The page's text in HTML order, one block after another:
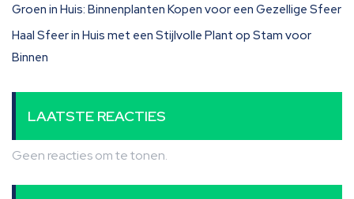
Groen in Huis: Binnenplanten Kopen voor een Gezellige Sfeer
Haal Sfeer in Huis met een Stijlvolle Plant op Stam voor
Binnen
LAATSTE REACTIES
Geen reacties om te tonen.